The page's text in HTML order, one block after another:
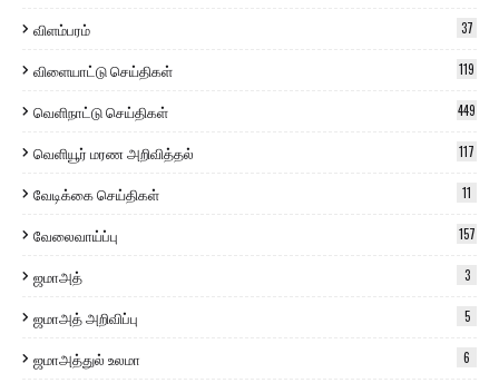
விளம்பரம் 37
விளையாட்டு செய்திகள் 119
வெளிநாட்டு செய்திகள் 449
வெளியூர் மரண அறிவித்தல் 117
வேடிக்கை செய்திகள் 11
வேலைவாய்ப்பு 157
ஜமாஅத் 3
ஜமாஅத் அறிவிப்பு 5
ஜமாஅத்துல் உலமா 6